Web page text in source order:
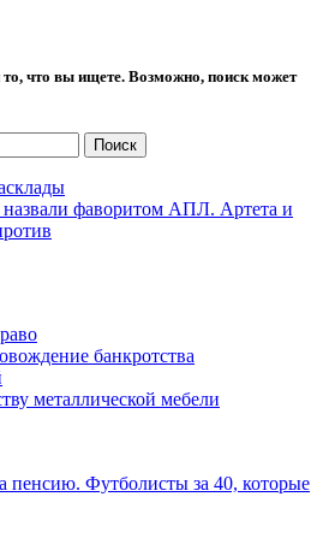
что вы ищете. Возможно, поиск может
фаворитом АПЛ. Артета и
банкротства
металлической мебели
пенсию. Футболисты за 40, которые